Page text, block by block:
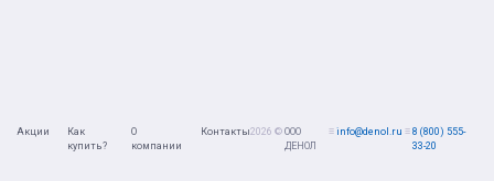
2026 © ООО
ДЕНОЛ
≡info@denol.ru ≡8 (800) 555-
33-20
Акции
Как
купить?
О
компании
Контакты